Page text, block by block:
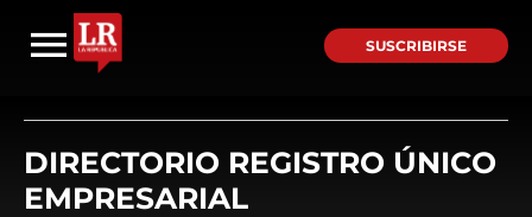
SUSCRIBIRSE
DIRECTORIO REGISTRO ÚNICO
EMPRESARIAL